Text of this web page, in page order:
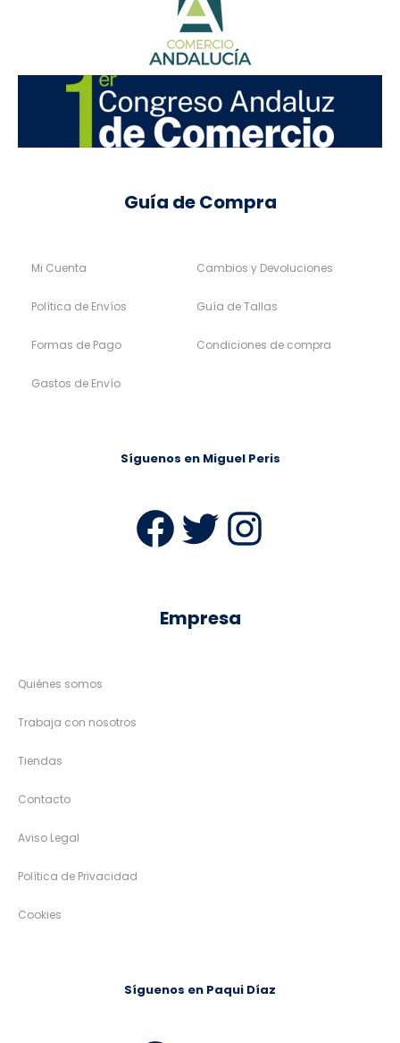
Guía de Compra
Mi Cuenta
Política de Envíos
Formas de Pago
Gastos de Envío
Cambios y Devoluciones
Guía de Tallas
Condiciones de compra
Síguenos en Miguel Peris
Facebook
Twitter
Empresa
Quiénes somos
Trabaja con nosotros
Tiendas
Contacto
Aviso Legal
Política de Privacidad
Cookies
Síguenos en Paqui Díaz